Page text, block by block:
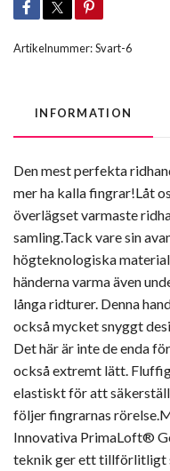
Artikelnummer:Svart-6
INFORMATION
Den mest perfekta
mer ha kalla fingrar!Låt
överlägset varmaste
samling.Tack vare sin
högteknologiska
händerna varma även
långa ridturer. Denna
också mycket snyggt
Det här är inte de enda
också extremt lätt.
elastiskt för att
följer fingrarnas
Innovativa PrimaLoft®
teknik ger ett tillförlitligt